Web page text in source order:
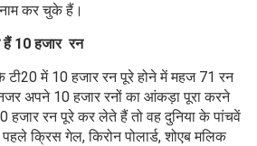
नाम कर चुके हैं।
10 हजार रन
टी20 में 10 हजार रन पूरे होने में महज 71 रन
अपने 10 हजार रनों का आंकड़ा पूरा करने
हजार रन पूरे कर लेते हैं तो वह दुनिया के पांचवें
क्रिस गेल, किरोन पोलार्ड, शोएब मलिक